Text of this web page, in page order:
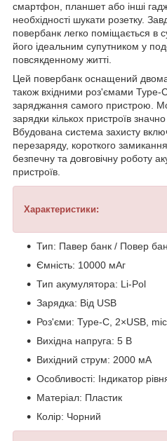
смартфон, планшет або інші
необхідності шукати розетку.
повербанк легко поміщається в
його ідеальним супутником у
повсякденному житті.
Цей повербанк оснащений
також вхідними роз'ємами Type-
заряджання самого пристрою.
зарядки кількох пристроїв
Вбудована система захисту
перезаряду, короткого
безпечну та довговічну роботу
пристроїв.
Характеристики:
Тип: Павер банк / Повер
Ємність: 10000 мАг
Тип акумулятора: Li-Pol
Зарядка: Від USB
Роз'єми: Type-C, 2×USB,
Вихідна напруга: 5 В
Вихідний струм: 2000 мА
Особливості: Індикатор
Матеріал: Пластик
Колір: Чорний